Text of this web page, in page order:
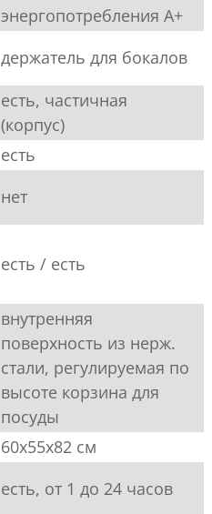
энергопотребления А+
держатель для бокалов
есть, частичная
(корпус)
есть
нет
есть / есть
внутренняя
поверхность из нерж.
стали, регулируемая по
высоте корзина для
посуды
60x55x82 см
есть, от 1 до 24 часов